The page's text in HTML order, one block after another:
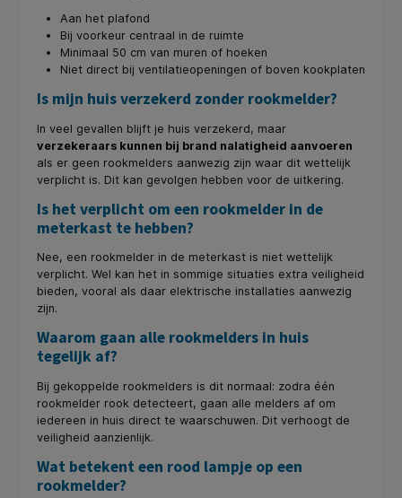
Aan het plafond
Bij voorkeur centraal in de ruimte
Minimaal 50 cm van muren of hoeken
Niet direct bij ventilatieopeningen of boven kookplaten
Is mijn huis verzekerd zonder rookmelder?
In veel gevallen blijft je huis verzekerd, maar
verzekeraars kunnen bij brand nalatigheid aanvoeren
als er geen rookmelders aanwezig zijn waar dit wettelijk
verplicht is. Dit kan gevolgen hebben voor de uitkering.
Is het verplicht om een rookmelder in de
meterkast te hebben?
Nee, een rookmelder in de meterkast is niet wettelijk
verplicht. Wel kan het in sommige situaties extra veiligheid
bieden, vooral als daar elektrische installaties aanwezig
zijn.
Waarom gaan alle rookmelders in huis
tegelijk af?
Bij gekoppelde rookmelders is dit normaal: zodra één
rookmelder rook detecteert, gaan alle melders af om
iedereen in huis direct te waarschuwen. Dit verhoogt de
veiligheid aanzienlijk.
Wat betekent een rood lampje op een
rookmelder?